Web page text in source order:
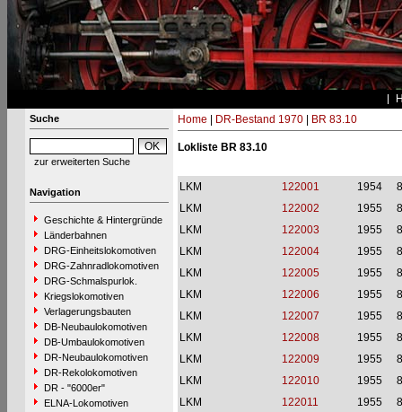
Suche
zur erweiterten Suche
Navigation
Geschichte & Hintergründe
Länderbahnen
DRG-Einheitslokomotiven
DRG-Zahnradlokomotiven
DRG-Schmalspurlok.
Kriegslokomotiven
Verlagerungsbauten
DB-Neubaulokomotiven
DB-Umbaulokomotiven
DR-Neubaulokomotiven
DR-Rekolokomotiven
DR - "6000er"
ELNA-Lokomotiven
Home DR-Bestand 1970| BR 83.10
Lokliste BR 83.10
LKM 122001 1954
LKM
122002 1955
LKM
122003 1955
LKM
122004 1955
LKM
122005 1955
LKM
122006 1955
LKM
122007 1955
LKM
122008 1955
LKM
122009 1955
LKM
122010 1955
LKM
122011 1955